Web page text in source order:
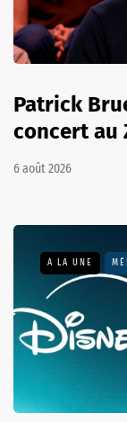
Patrick
concert au
6 août 2026
A LA UNE